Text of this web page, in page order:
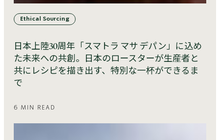
Ethical Sourcing
日本上陸30周年「スマトラ マサ デパン」に込め
た未来への共創。日本のロースターが生産者と
共にレシピを描き出す、特別な一杯ができるま
で
6 MIN READ